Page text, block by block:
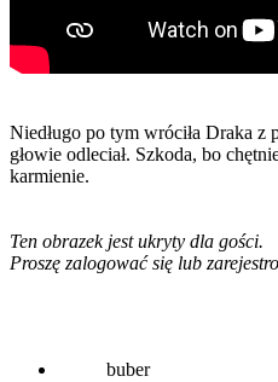
Niedługo po tym wróciła Draka z
głowie odleciał. Szkoda, bo
karmienie.
Ten obrazek jest ukryty dla gości.
Proszę zalogować się lub
buber